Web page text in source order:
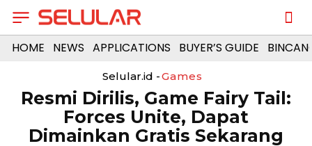
HOME NEWS APPLICATIONS BUYER’S GUIDE
Selular.id -Games
Resmi Dirilis, Game Fairy Tail:
Forces Unite, Dapat
Dimainkan Gratis Sekarang